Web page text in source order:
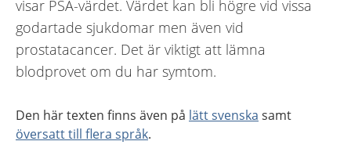
visar PSA-värdet. Värdet kan bli högre vid vissa
godartade sjukdomar men även vid
prostatacancer. Det är viktigt att lämna
blodprovet om du har symtom.
Den här texten finns även på lätt svenska samt
översatt till flera språk.